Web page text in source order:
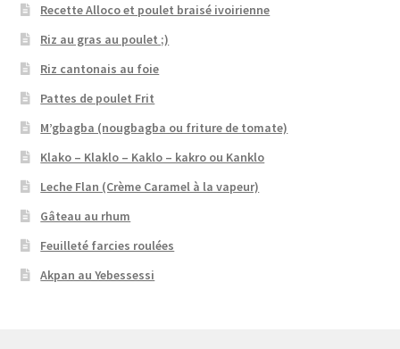
Recette Alloco et poulet braisé ivoirienne
Riz au gras au poulet ;)
Riz cantonais au foie
Pattes de poulet Frit
M’gbagba (nougbagba ou friture de tomate)
Klako – Klaklo – Kaklo – kakro ou Kanklo
Leche Flan (Crème Caramel à la vapeur)
Gâteau au rhum
Feuilleté farcies roulées
Akpan au Yebessessi